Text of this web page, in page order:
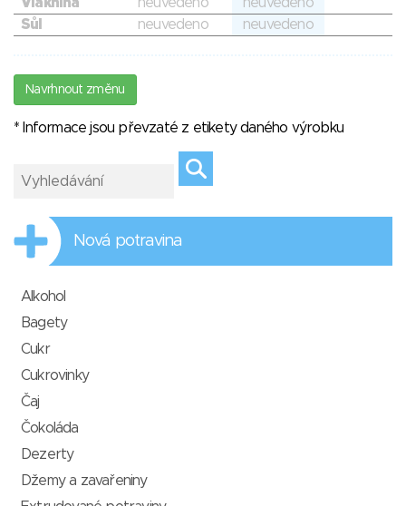
Vláknina
neuvedeno
neuvedeno
Sůl
neuvedeno neuvedeno
Navrhnout změnu
* Informace jsou převzaté z etikety daného výrobku
Nová potravina
Alkohol
Bagety
Cukr
Cukrovinky
Čaj
Čokoláda
Dezerty
Džemy a zavařeniny